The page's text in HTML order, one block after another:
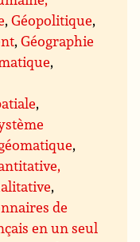
,Géopolitique,
,Géographie
,
,
,
,
de
en un seul